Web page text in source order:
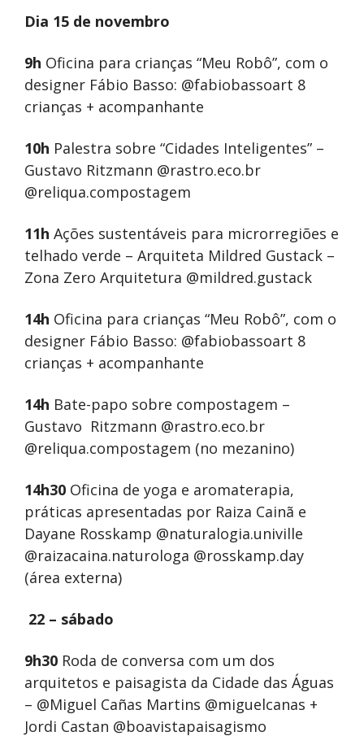
Dia 15 de novembro
9h Oficina para crianças “Meu Robô”, com o
designer Fábio Basso: @fabiobassoart 8
crianças + acompanhante
10h Palestra sobre “Cidades Inteligentes” –
Gustavo Ritzmann @rastro.eco.br
@reliqua.compostagem
11h Ações sustentáveis para microrregiões e
telhado verde – Arquiteta Mildred Gustack –
Zona Zero Arquitetura @mildred.gustack
14h Oficina para crianças “Meu Robô”, com o
designer Fábio Basso: @fabiobassoart 8
crianças + acompanhante
14h Bate-papo sobre compostagem –
Gustavo Ritzmann @rastro.eco.br
@reliqua.compostagem (no mezanino)
14h30 Oficina de yoga e aromaterapia,
práticas apresentadas por Raiza Cainã e
Dayane Rosskamp @naturalogia.univille
@raizacaina.naturologa @rosskamp.day
(área externa)
22 – sábado
9h30 Roda de conversa com um dos
arquitetos e paisagista da Cidade das Águas
– @Miguel Cañas Martins @miguelcanas +
Jordi Castan @boavistapaisagismo